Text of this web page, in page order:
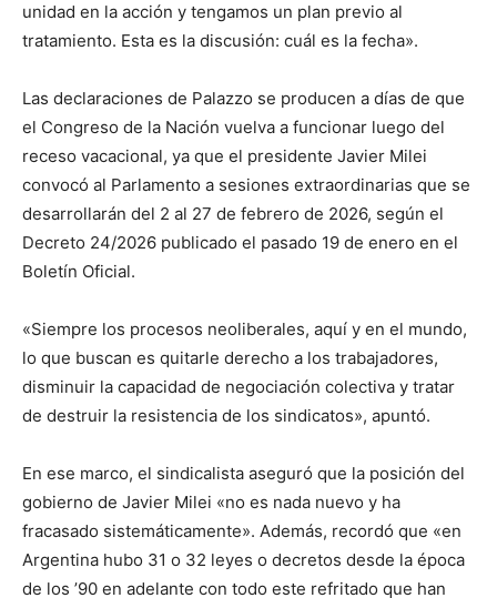
unidad en la acción y tengamos un plan previo al
tratamiento. Esta es la discusión: cuál es la fecha».
Las declaraciones de Palazzo se producen a días de que
el Congreso de la Nación vuelva a funcionar luego del
receso vacacional, ya que el presidente Javier Milei
convocó al Parlamento a sesiones extraordinarias que se
desarrollarán del 2 al 27 de febrero de 2026, según el
Decreto 24/2026 publicado el pasado 19 de enero en el
Boletín Oficial.
«Siempre los procesos neoliberales, aquí y en el mundo,
lo que buscan es quitarle derecho a los trabajadores,
disminuir la capacidad de negociación colectiva y tratar
de destruir la resistencia de los sindicatos», apuntó.
En ese marco, el sindicalista aseguró que la posición del
gobierno de Javier Milei «no es nada nuevo y ha
fracasado sistemáticamente». Además, recordó que «en
Argentina hubo 31 o 32 leyes o decretos desde la época
de los ’90 en adelante con todo este refritado que han